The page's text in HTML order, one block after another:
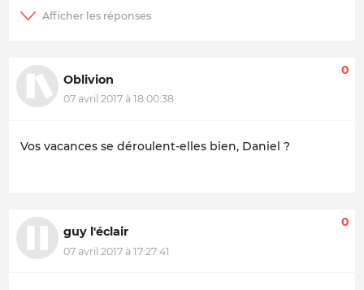
Oblivion
07 avril 2017 à 18:00:38
0
Vos vacances se déroulent-elles bien, Daniel ?
guy l'éclair
07 avril 2017 à 17:27:41
0